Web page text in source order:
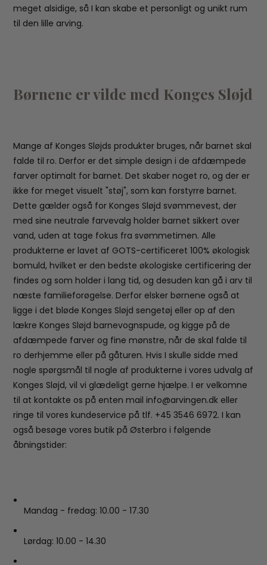
meget alsidige, så I kan skabe et personligt og unikt rum
til den lille arving.
Børnene er vilde med Konges Sløjd
Mange af Konges Sløjds produkter bruges, når barnet skal
falde til ro. Derfor er det simple design i de afdæmpede
farver optimalt for barnet. Det skaber noget ro, og der er
ikke for meget visuelt "støj", som kan forstyrre barnet.
Dette gælder også for Konges Sløjd svømmevest, der
med sine neutrale farvevalg holder barnet sikkert over
vand, uden at tage fokus fra svømmetimen. Alle
produkterne er lavet af GOTS-certificeret 100% økologisk
bomuld, hvilket er den bedste økologiske certificering der
findes og som holder i lang tid, og desuden kan gå i arv til
næste familieforøgelse. Derfor elsker børnene også at
ligge i det bløde Konges Sløjd sengetøj eller op af den
lækre Konges Sløjd barnevognspude, og kigge på de
afdæmpede farver og fine mønstre, når de skal falde til
ro derhjemme eller på gåturen. Hvis I skulle sidde med
nogle spørgsmål til nogle af produkterne i vores udvalg af
Konges Sløjd, vil vi glædeligt gerne hjælpe. I er velkomne
til at kontakte os på enten mail info@arvingen.dk eller
ringe til vores kundeservice på tlf. +45 3546 6972. I kan
også besøge vores butik på Østerbro i følgende
åbningstider:
Mandag - fredag: 10.00 - 17.30
Lørdag: 10.00 - 14.30